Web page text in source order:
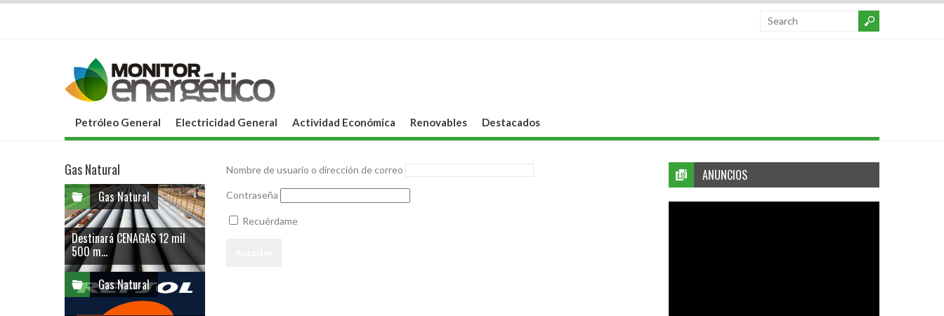
Petróleo General Electricidad General Actividad Económica Renovables Destacados
Nombre de usuario o dirección de correo
Contraseña
Recuérdame
ANUNCIOS
Gas Natural
Gas Natural
Destinará CENAGAS 12 mil
500 m...
Gas Natural